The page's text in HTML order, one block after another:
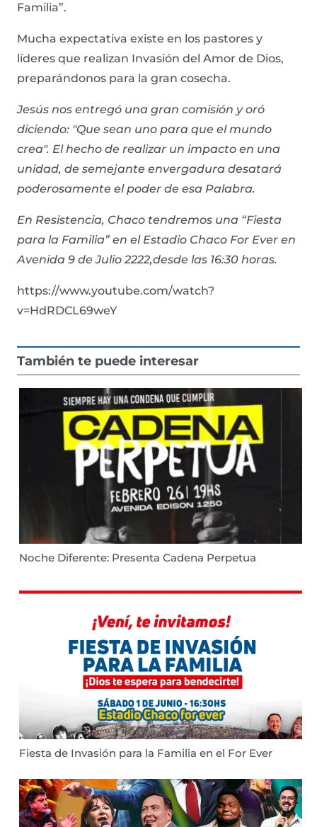
Familia”.
Mucha expectativa existe en los pastores y
líderes que realizan Invasión del Amor de Dios,
preparándonos para la gran cosecha.
Jesús nos entregó una gran comisión y oró
diciendo: "Que sean uno para que el mundo
crea". El hecho de realizar un impacto en una
unidad, de semejante envergadura desatará
poderosamente el poder de esa Palabra.
En Resistencia, Chaco tendremos una “Fiesta
para la Familia” en el Estadio Chaco For Ever en
Avenida 9 de Julio 2222,desde las 16:30 horas.
https://www.youtube.com/watch?
v=HdRDCL69weY
También te puede interesar
Noche Diferente: Presenta Cadena Perpetua
Fiesta de Invasión para la Familia en el For Ever